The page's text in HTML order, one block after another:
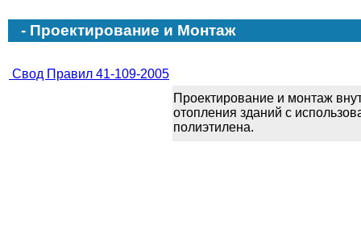
- Проектирование и Монтаж
Свод Правил 41-109-2005
Проектирование и монтаж
отопления зданий с
полиэтилена.